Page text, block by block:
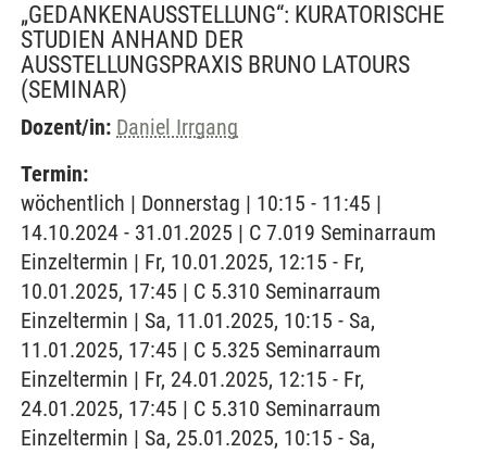
„GEDANKENAUSSTELLUNG“: KURATORISCHE
STUDIEN ANHAND DER
AUSSTELLUNGSPRAXIS BRUNO LATOURS
(SEMINAR)
Dozent/in: Daniel Irrgang
Termin:
wöchentlich | Donnerstag | 10:15 - 11:45 |
14.10.2024 - 31.01.2025 | C 7.019 Seminarraum
Einzeltermin | Fr, 10.01.2025, 12:15 - Fr,
10.01.2025, 17:45 | C 5.310 Seminarraum
Einzeltermin | Sa, 11.01.2025, 10:15 - Sa,
11.01.2025, 17:45 | C 5.325 Seminarraum
Einzeltermin | Fr, 24.01.2025, 12:15 - Fr,
24.01.2025, 17:45 | C 5.310 Seminarraum
Einzeltermin | Sa, 25.01.2025, 10:15 - Sa,